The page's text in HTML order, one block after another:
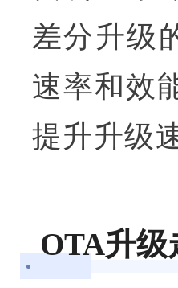
差分升级
速率和效
提升升级
OTA升级